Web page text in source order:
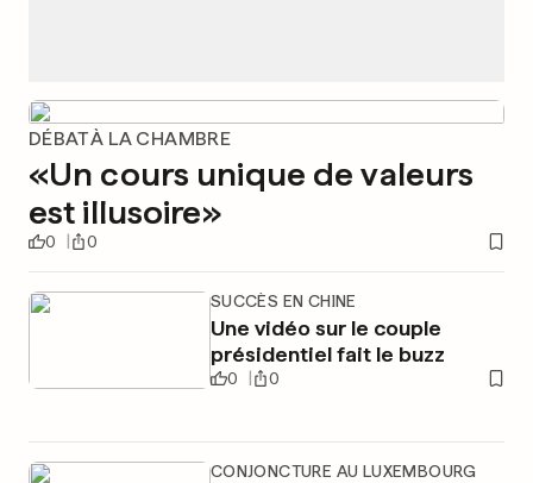
DÉBAT À LA CHAMBRE
«Un cours unique de valeurs
est illusoire»
0 0
SUCCÈS EN CHINE
Une vidéo sur le couple
présidentiel fait le buzz
0 0
CONJONCTURE AU LUXEMBOURG